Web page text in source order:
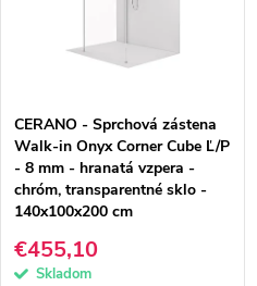
CERANO - Sprchová zástena
Walk-in Onyx Corner Cube Ľ/P
- 8 mm - hranatá vzpera -
chróm, transparentné sklo -
140x100x200 cm
€455,10
Skladom